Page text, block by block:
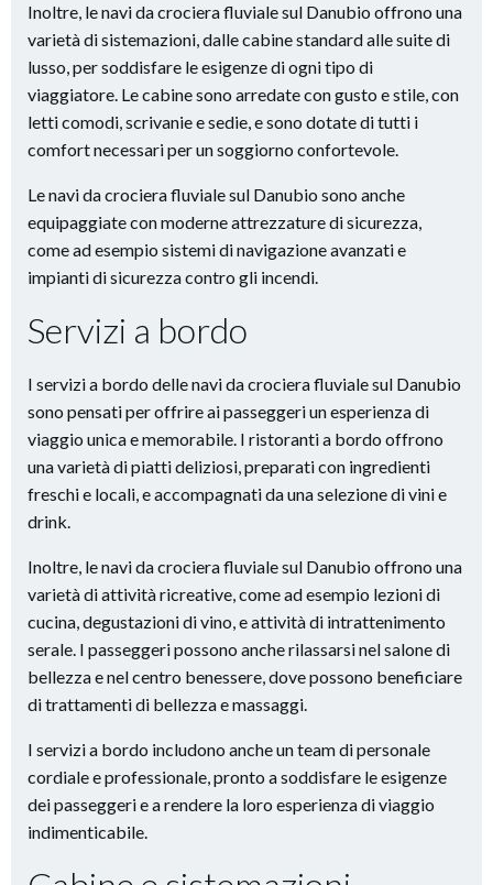
Inoltre, le navi da crociera fluviale sul Danubio offrono una
varietà di sistemazioni, dalle cabine standard alle suite di
lusso, per soddisfare le esigenze di ogni tipo di
viaggiatore. Le cabine sono arredate con gusto e stile, con
letti comodi, scrivanie e sedie, e sono dotate di tutti i
comfort necessari per un soggiorno confortevole.
Le navi da crociera fluviale sul Danubio sono anche
equipaggiate con moderne attrezzature di sicurezza,
come ad esempio sistemi di navigazione avanzati e
impianti di sicurezza contro gli incendi.
Servizi a bordo
I servizi a bordo delle navi da crociera fluviale sul Danubio
sono pensati per offrire ai passeggeri un esperienza di
viaggio unica e memorabile. I ristoranti a bordo offrono
una varietà di piatti deliziosi, preparati con ingredienti
freschi e locali, e accompagnati da una selezione di vini e
drink.
Inoltre, le navi da crociera fluviale sul Danubio offrono una
varietà di attività ricreative, come ad esempio lezioni di
cucina, degustazioni di vino, e attività di intrattenimento
serale. I passeggeri possono anche rilassarsi nel salone di
bellezza e nel centro benessere, dove possono beneficiare
di trattamenti di bellezza e massaggi.
I servizi a bordo includono anche un team di personale
cordiale e professionale, pronto a soddisfare le esigenze
dei passeggeri e a rendere la loro esperienza di viaggio
indimenticabile.